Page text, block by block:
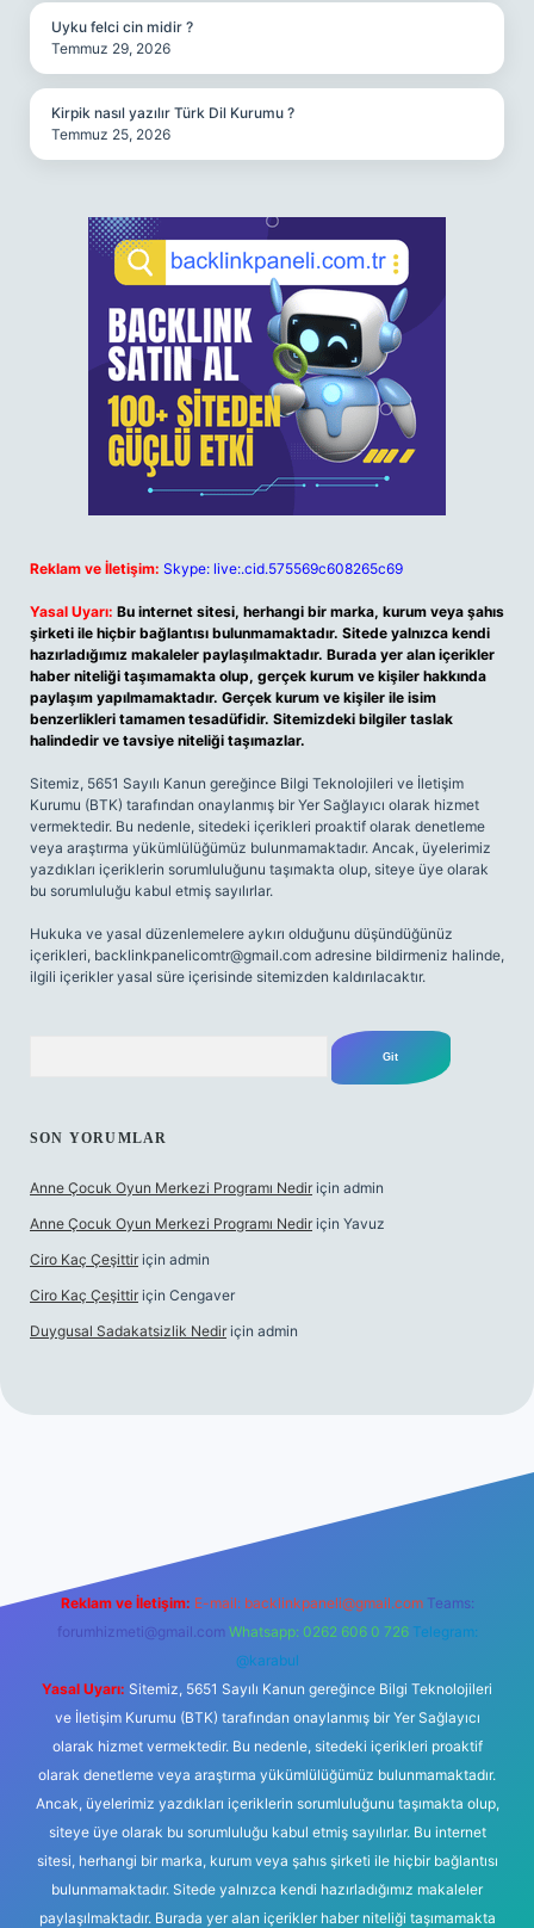
Uyku felci cin midir ?
Temmuz 29, 2026
Kirpik nasıl yazılır Türk Dil Kurumu ?
Temmuz 25, 2026
Reklam ve İletişim: Skype: live:.cid.575569c608265c69
Yasal Uyarı: Bu internet sitesi, herhangi bir marka, kurum veya şahıs
şirketi ile hiçbir bağlantısı bulunmamaktadır. Sitede yalnızca kendi
hazırladığımız makaleler paylaşılmaktadır. Burada yer alan içerikler
haber niteliği taşımamakta olup, gerçek kurum ve kişiler hakkında
paylaşım yapılmamaktadır. Gerçek kurum ve kişiler ile isim
benzerlikleri tamamen tesadüfidir. Sitemizdeki bilgiler taslak
halindedir ve tavsiye niteliği taşımazlar.
Sitemiz, 5651 Sayılı Kanun gereğince Bilgi Teknolojileri ve İletişim
Kurumu (BTK) tarafından onaylanmış bir Yer Sağlayıcı olarak hizmet
vermektedir. Bu nedenle, sitedeki içerikleri proaktif olarak denetleme
veya araştırma yükümlülüğümüz bulunmamaktadır. Ancak, üyelerimiz
yazdıkları içeriklerin sorumluluğunu taşımakta olup, siteye üye olarak
bu sorumluluğu kabul etmiş sayılırlar.
Hukuka ve yasal düzenlemelere aykırı olduğunu düşündüğünüz
içerikleri, backlinkpanelicomtr@gmail.com adresine bildirmeniz halinde,
ilgili içerikler yasal süre içerisinde sitemizden kaldırılacaktır.
SON YORUMLAR
Anne Çocuk Oyun Merkezi Programı Nedir için admin
Anne Çocuk Oyun Merkezi Programı Nedir için Yavuz
Ciro Kaç Çeşittir için admin
Ciro Kaç Çeşittir için Cengaver
Duygusal Sadakatsizlik Nedir için admin
Reklam ve İletişim: E-mail: backlinkpaneli@gmail.com Teams:
forumhizmeti@gmail.com Whatsapp: 0262 606 0 726 Telegram:
@karabul
Yasal Uyarı: Sitemiz, 5651 Sayılı Kanun gereğince Bilgi Teknolojileri
ve İletişim Kurumu (BTK) tarafından onaylanmış bir Yer Sağlayıcı
olarak hizmet vermektedir. Bu nedenle, sitedeki içerikleri proaktif
olarak denetleme veya araştırma yükümlülüğümüz bulunmamaktadır.
Ancak, üyelerimiz yazdıkları içeriklerin sorumluluğunu taşımakta olup,
siteye üye olarak bu sorumluluğu kabul etmiş sayılırlar. Bu internet
sitesi, herhangi bir marka, kurum veya şahıs şirketi ile hiçbir bağlantısı
bulunmamaktadır. Sitede yalnızca kendi hazırladığımız makaleler
paylaşılmaktadır. Burada yer alan içerikler haber niteliği taşımamakta